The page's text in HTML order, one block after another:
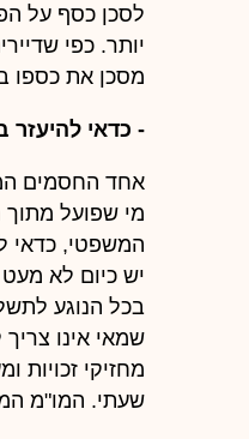
לסכן כסף על
יותר. כפי
מסכן את כספו
- כדאי להיעזר
אחד החסמים
מי שפועל
המשפטי, כדאי
בכל הנוגע
שמאי אינו
מחזיקי זכויות
שעתי. המו"מ